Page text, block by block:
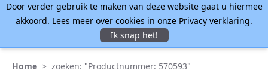
Door verder gebruik te maken van deze website gaat u hiermee
akkoord. Lees meer over cookies in onze Privacy verklaring.
Ik snap het!
Home > zoeken: "Productnummer: 570593"